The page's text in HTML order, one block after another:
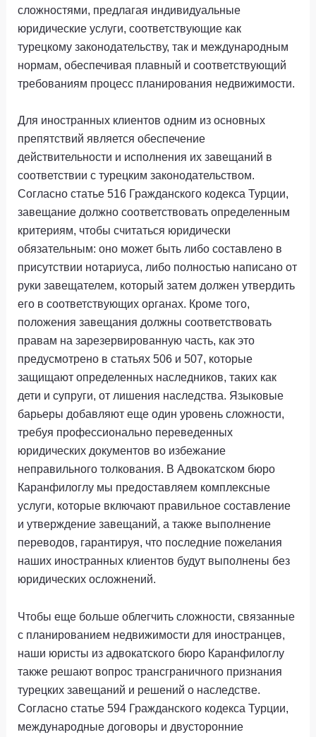
сложностями, предлагая индивидуальные
юридические услуги, соответствующие как
турецкому законодательству, так и международным
нормам, обеспечивая плавный и соответствующий
требованиям процесс планирования недвижимости.
Для иностранных клиентов одним из основных
препятствий является обеспечение
действительности и исполнения их завещаний в
соответствии с турецким законодательством.
Согласно статье 516 Гражданского кодекса Турции,
завещание должно соответствовать определенным
критериям, чтобы считаться юридически
обязательным: оно может быть либо составлено в
присутствии нотариуса, либо полностью написано от
руки завещателем, который затем должен утвердить
его в соответствующих органах. Кроме того,
положения завещания должны соответствовать
правам на зарезервированную часть, как это
предусмотрено в статьях 506 и 507, которые
защищают определенных наследников, таких как
дети и супруги, от лишения наследства. Языковые
барьеры добавляют еще один уровень сложности,
требуя профессионально переведенных
юридических документов во избежание
неправильного толкования. В Адвокатском бюро
Каранфилоглу мы предоставляем комплексные
услуги, которые включают правильное составление
и утверждение завещаний, а также выполнение
переводов, гарантируя, что последние пожелания
наших иностранных клиентов будут выполнены без
юридических осложнений.
Чтобы еще больше облегчить сложности, связанные
с планированием недвижимости для иностранцев,
наши юристы из адвокатского бюро Каранфилоглу
также решают вопрос трансграничного признания
турецких завещаний и решений о наследстве.
Согласно статье 594 Гражданского кодекса Турции,
международные договоры и двусторонние